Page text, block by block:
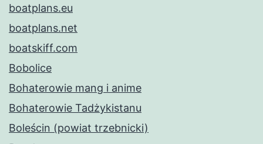
boatplans.eu
boatplans.net
boatskiff.com
Bobolice
Bohaterowie mang i anime
Bohaterowie Tadżykistanu
Boleścin (powiat trzebnicki)